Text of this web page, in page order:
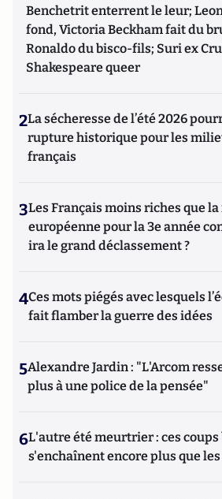
Benchetrit enterrent le leur;
fond, Victoria Beckham fait du
Ronaldo du bisco-fils; Suri ex
Shakespeare queer
2La sécheresse de l’été 2026
rupture historique pour les
français
3Les Français moins riches que
européenne pour la 3e année
ira le grand déclassement ?
4Ces mots piégés avec lesquels
fait flamber la guerre des idées
5Alexandre Jardin : "L'Arcom
plus à une police de la pensée"
6L'autre été meurtrier : ces
s'enchaînent encore plus que